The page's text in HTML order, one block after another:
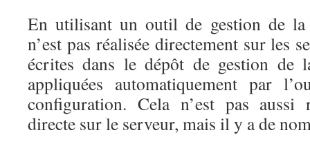
En utilisant un outil de gestion de
n’est pas réalisée directement sur les
écrites dans le dépôt de gestion de
appliquées automatiquement par
configuration. Cela n’est pas aussi
directe sur le serveur, mais il y a de